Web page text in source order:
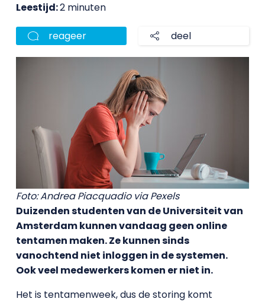
Leestijd:2 minuten
reageer deel
Foto: Andrea Piacquadio via Pexels
Duizenden studenten van de Universiteit van
Amsterdam kunnen vandaag geen online
tentamen maken. Ze kunnen sinds
vanochtend niet inloggen in de systemen.
Ook veel medewerkers komen er niet in.
Het is tentamenweek, dus de storing komt